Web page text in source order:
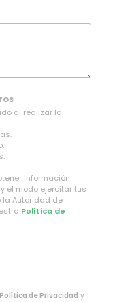
al realizar la
información
el modo ejercitar tus
la Autoridad de
Política de
Política de Privacidad y